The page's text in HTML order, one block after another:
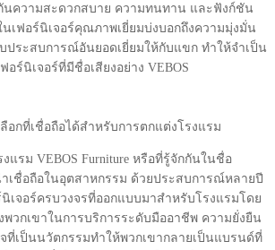
นความสะดวกสบาย ความทนทาน และฟังก์ชัน
เฟอร์นิเจอร์คุณภาพเยี่ยมบ่งบอกถึงความมุ่งมั่น
ประสบการณ์อันยอดเยี่ยมให้กับแขก ทำให้จำเป็น
ร์นิเจอร์ที่มีชื่อเสียงอย่าง VEBOS
ลือกที่เชื่อถือได้สำหรับการตกแต่งโรงแรม
แรม VEBOS Furniture หรือที่รู้จักกันในชื่อ
าเชื่อถือในอุตสาหกรรม ด้วยประสบการณ์หลายปี
เจอร์ครบวงจรที่ออกแบบมาสำหรับโรงแรมโดย
วกเขาในการบริการระดับมืออาชีพ ความยั่งยืน
ที่เป็นนวัตกรรมทำให้พวกเขากลายเป็นแบรนด์ที่